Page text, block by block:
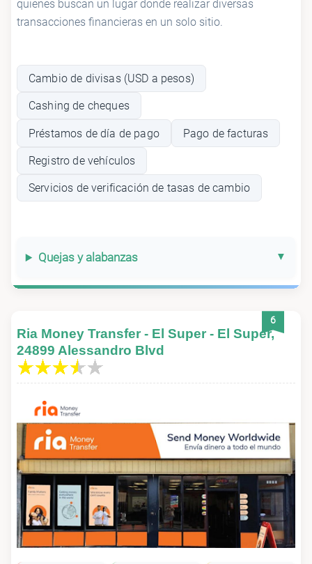
quienes buscan un lugar donde realizar diversas
transacciones financieras en un solo sitio.
Cambio de divisas (USD a pesos)
Cashing de cheques
Préstamos de día de pago Pago de facturas
Registro de vehículos
Servicios de verificación de tasas de cambio
Quejas y alabanzas
6
Ria Money Transfer - El Super - El Super,
24899 Alessandro Blvd